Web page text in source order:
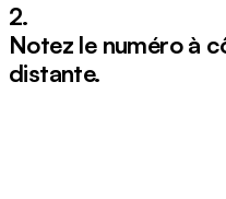
2.
Notez le numéro à
distante.